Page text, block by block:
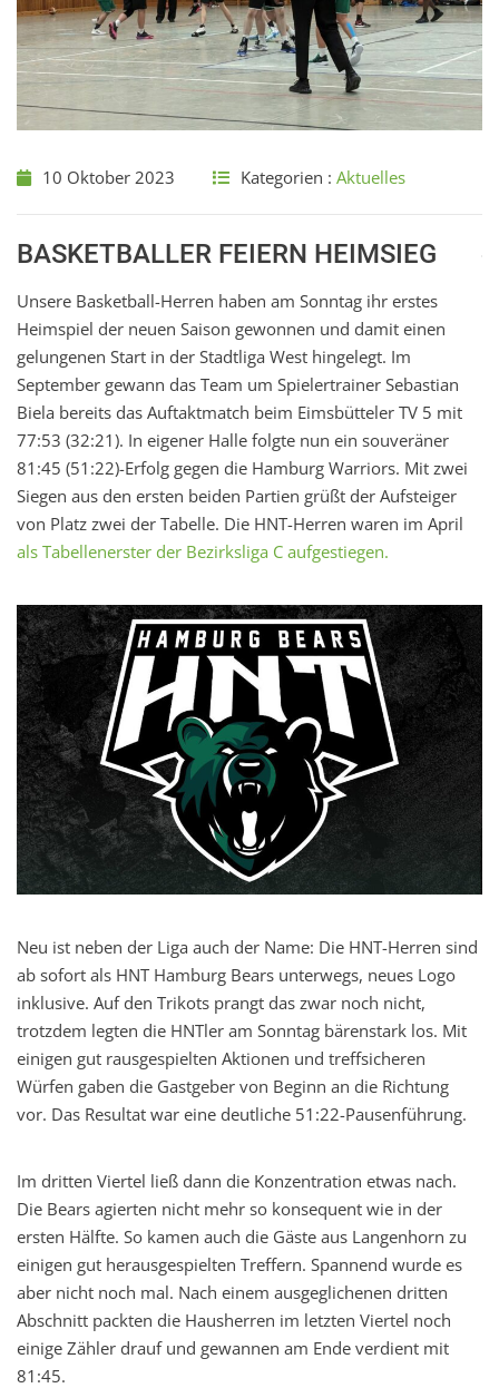
10 Oktober 2023 Kategorien : Aktuelles
BASKETBALLER FEIERN HEIMSIEG
Unsere Basketball-Herren haben am Sonntag ihr erstes
Heimspiel der neuen Saison gewonnen und damit einen
gelungenen Start in der Stadtliga West hingelegt. Im
September gewann das Team um Spielertrainer Sebastian
Biela bereits das Auftaktmatch beim Eimsbütteler TV 5 mit
77:53 (32:21). In eigener Halle folgte nun ein souveräner
81:45 (51:22)-Erfolg gegen die Hamburg Warriors. Mit zwei
Siegen aus den ersten beiden Partien grüßt der Aufsteiger
von Platz zwei der Tabelle. Die HNT-Herren waren im April
als Tabellenerster der Bezirksliga C aufgestiegen.
Neu ist neben der Liga auch der Name: Die HNT-Herren sind
ab sofort als HNT Hamburg Bears unterwegs, neues Logo
inklusive. Auf den Trikots prangt das zwar noch nicht,
trotzdem legten die HNTler am Sonntag bärenstark los. Mit
einigen gut rausgespielten Aktionen und treffsicheren
Würfen gaben die Gastgeber von Beginn an die Richtung
vor. Das Resultat war eine deutliche 51:22-Pausenführung.
Im dritten Viertel ließ dann die Konzentration etwas nach.
Die Bears agierten nicht mehr so konsequent wie in der
ersten Hälfte. So kamen auch die Gäste aus Langenhorn zu
einigen gut herausgespielten Treffern. Spannend wurde es
aber nicht noch mal. Nach einem ausgeglichenen dritten
Abschnitt packten die Hausherren im letzten Viertel noch
einige Zähler drauf und gewannen am Ende verdient mit
81:45.